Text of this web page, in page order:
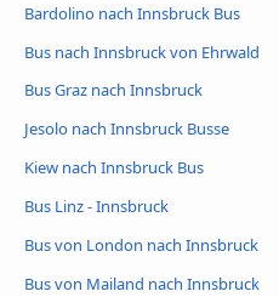
Bardolino nach Innsbruck Bus
Bus nach Innsbruck von Ehrwald
Bus Graz nach Innsbruck
Jesolo nach Innsbruck Busse
Kiew nach Innsbruck Bus
Bus Linz - Innsbruck
Bus von London nach Innsbruck
Bus von Mailand nach Innsbruck